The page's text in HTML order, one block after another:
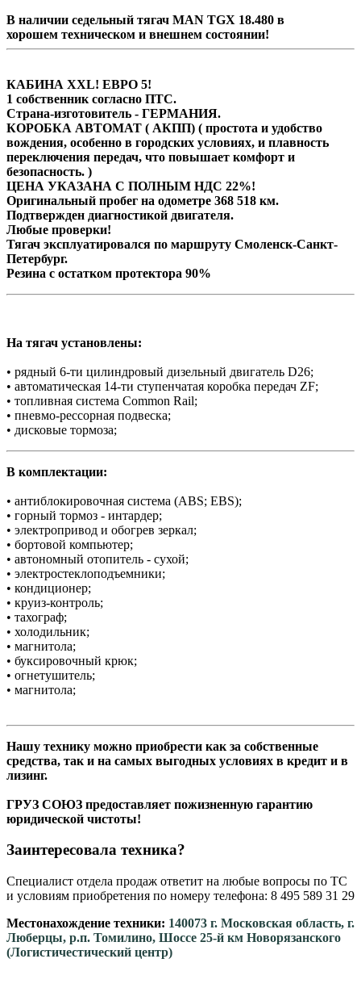
В наличии седельный тягач MAN TGX 18.480 в
хорошем техническом и внешнем состоянии!
КАБИНА XXL! ЕВРО 5!
1 собственник согласно ПТС.
Страна-изготовитель - ГЕРМАНИЯ.
КОРОБКА АВТОМАТ ( АКПП) ( простота и удобство
вождения, особенно в городских условиях, и плавность
переключения передач, что повышает комфорт и
безопасность. )
ЦЕНА УКАЗАНА С ПОЛНЫМ НДС 22%!
Оригинальный пробег на одометре 368 518 км.
Подтвержден диагностикой двигателя.
Любые проверки!
Тягач эксплуатировался по маршруту Смоленск-Санкт-
Петербург.
Резина с остатком протектора 90%
На тягач установлены:
• рядный 6-ти цилиндровый дизельный двигатель D26;
• автоматическая 14-ти ступенчатая коробка передач ZF;
• топливная система Common Rail;
• пневмо-рессорная подвеска;
• дисковые тормоза;
В комплектации:
• антиблокировочная система (ABS; EBS);
• горный тормоз - интардер;
• электропривод и обогрев зеркал;
• бортовой компьютер;
• автономный отопитель - сухой;
• электростеклоподъемники;
• кондиционер;
• круиз-контроль;
• тахограф;
• холодильник;
• магнитола;
• буксировочный крюк;
• огнетушитель;
• магнитола;
Нашу технику можно приобрести как за собственные
средства, так и на самых выгодных условиях в кредит и в
лизинг.
ГРУЗ СОЮЗ предоставляет пожизненную гарантию
юридической чистоты!
Заинтересовала техника?
Специалист отдела продаж ответит на любые вопросы по ТС
и условиям приобретения по номеру телефона: 8 495 589 31 29
Местонахождение техники: 140073 г. Московская область, г.
Люберцы, р.п. Томилино, Шоссе 25-й км Новорязанского
(Логистичестический центр)